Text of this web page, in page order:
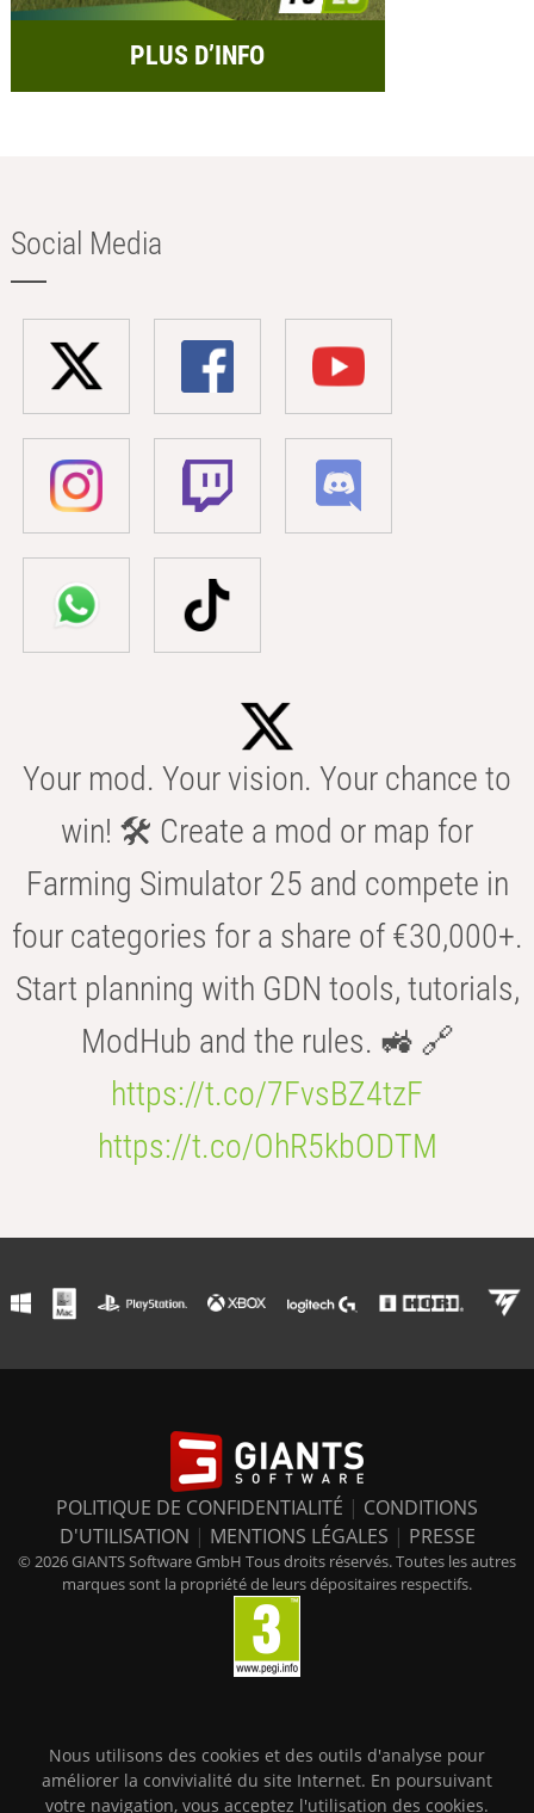
PLUS D’INFO
Social Media
Your mod. Your vision. Your chance to
win! 🛠️ Create a mod or map for
Farming Simulator 25 and compete in
four categories for a share of €30,000+.
Start planning with GDN tools, tutorials,
ModHub and the rules. 🚜 🔗
https://t.co/7FvsBZ4tzF
https://t.co/OhR5kbODTM
POLITIQUE DE CONFIDENTIALITÉ | CONDITIONS
D'UTILISATION | MENTIONS LÉGALES | PRESSE
© 2026 GIANTS Software GmbH Tous droits réservés. Toutes les autres
marques sont la propriété de leurs dépositaires respectifs.
Nous utilisons des cookies et des outils d'analyse pour
améliorer la convivialité du site Internet. En poursuivant
votre navigation, vous acceptez l'utilisation des cookies.